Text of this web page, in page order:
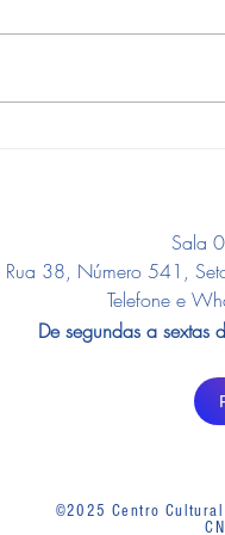
Sala
Rua 38, Número 541,
Telefone e
De segundas a
©2025 Centro Cultural